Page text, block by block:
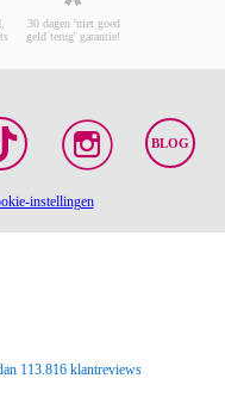
30 dagen 'niet goed
geld terug' garantie!
BLOG
instellingen
113.816 klantreviews